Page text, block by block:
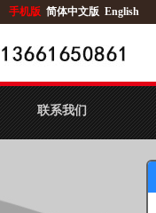
手机版 简体中文版 English
联系我们